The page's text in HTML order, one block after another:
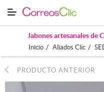
Jabones artesanales de
Inicio / Aliados Clic /
PRODUCTO ANTERIOR